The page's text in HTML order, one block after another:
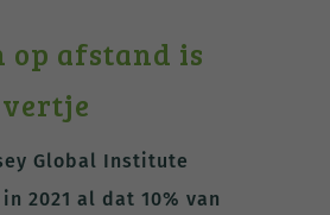
op afstand is
Global Institute
2021 al dat 10% van